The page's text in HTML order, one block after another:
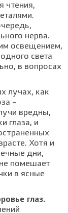
чтения,
нерва.
освещением,
света
в вопросах
лучах, как
–
вредны,
глаза, и
Хотя и
дни,
помешает
в ясные
глаз.